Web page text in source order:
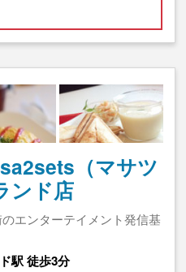
（マサツ
ンド店
エンターテイメント発信基
駅 徒歩3分